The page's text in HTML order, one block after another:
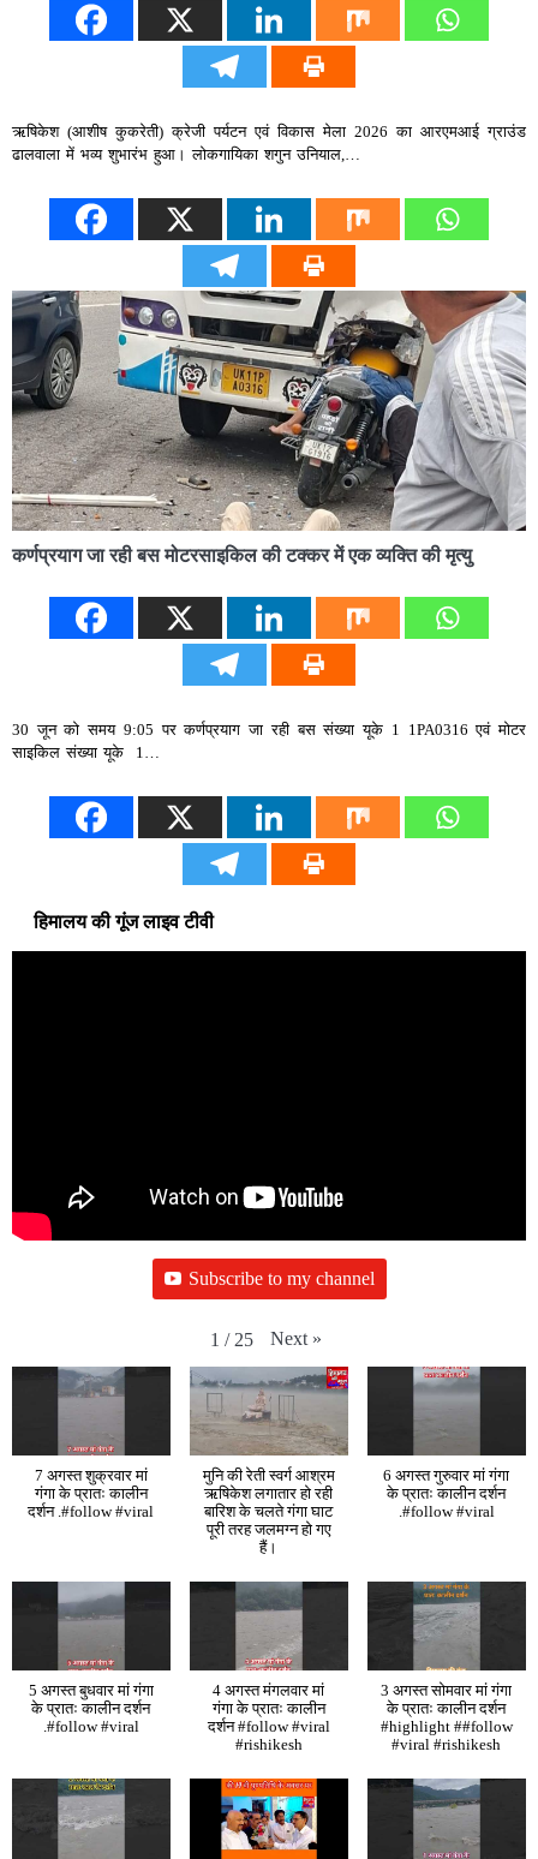
ऋषिकेश (आशीष कुकरेती) क्रेजी पर्यटन एवं विकास मेला 2026 का आरएमआई ग्राउंड
ढालवाला में भव्य शुभारंभ हुआ। लोकगायिका शगुन उनियाल,…
कर्णप्रयाग जा रही बस मोटरसाइकिल की टक्कर में एक व्यक्ति की मृत्यु
30 जून को समय 9:05 पर कर्णप्रयाग जा रही बस संख्या यूके 1 1PA0316 एवं मोटर
साइकिल संख्या यूके 1…
हिमालय की गूंज लाइव टीवी
Subscribe to my channel
1 / 25 Next »
7 अगस्त शुक्रवार मां
गंगा के प्रातः कालीन
दर्शन .#follow #viral
मुनि की रेती स्वर्ग आश्रम
ऋषिकेश लगातार हो रही
बारिश के चलते गंगा घाट
पूरी तरह जलमग्न हो गए
हैं।
6 अगस्त गुरुवार मां गंगा
के प्रातः कालीन दर्शन
.#follow #viral
5 अगस्त बुधवार मां गंगा
के प्रातः कालीन दर्शन
.#follow #viral
4 अगस्त मंगलवार मां
गंगा के प्रातः कालीन
दर्शन #follow #viral
#rishikesh
3 अगस्त सोमवार मां गंगा
के प्रातः कालीन दर्शन
#highlight ##follow
#viral #rishikesh